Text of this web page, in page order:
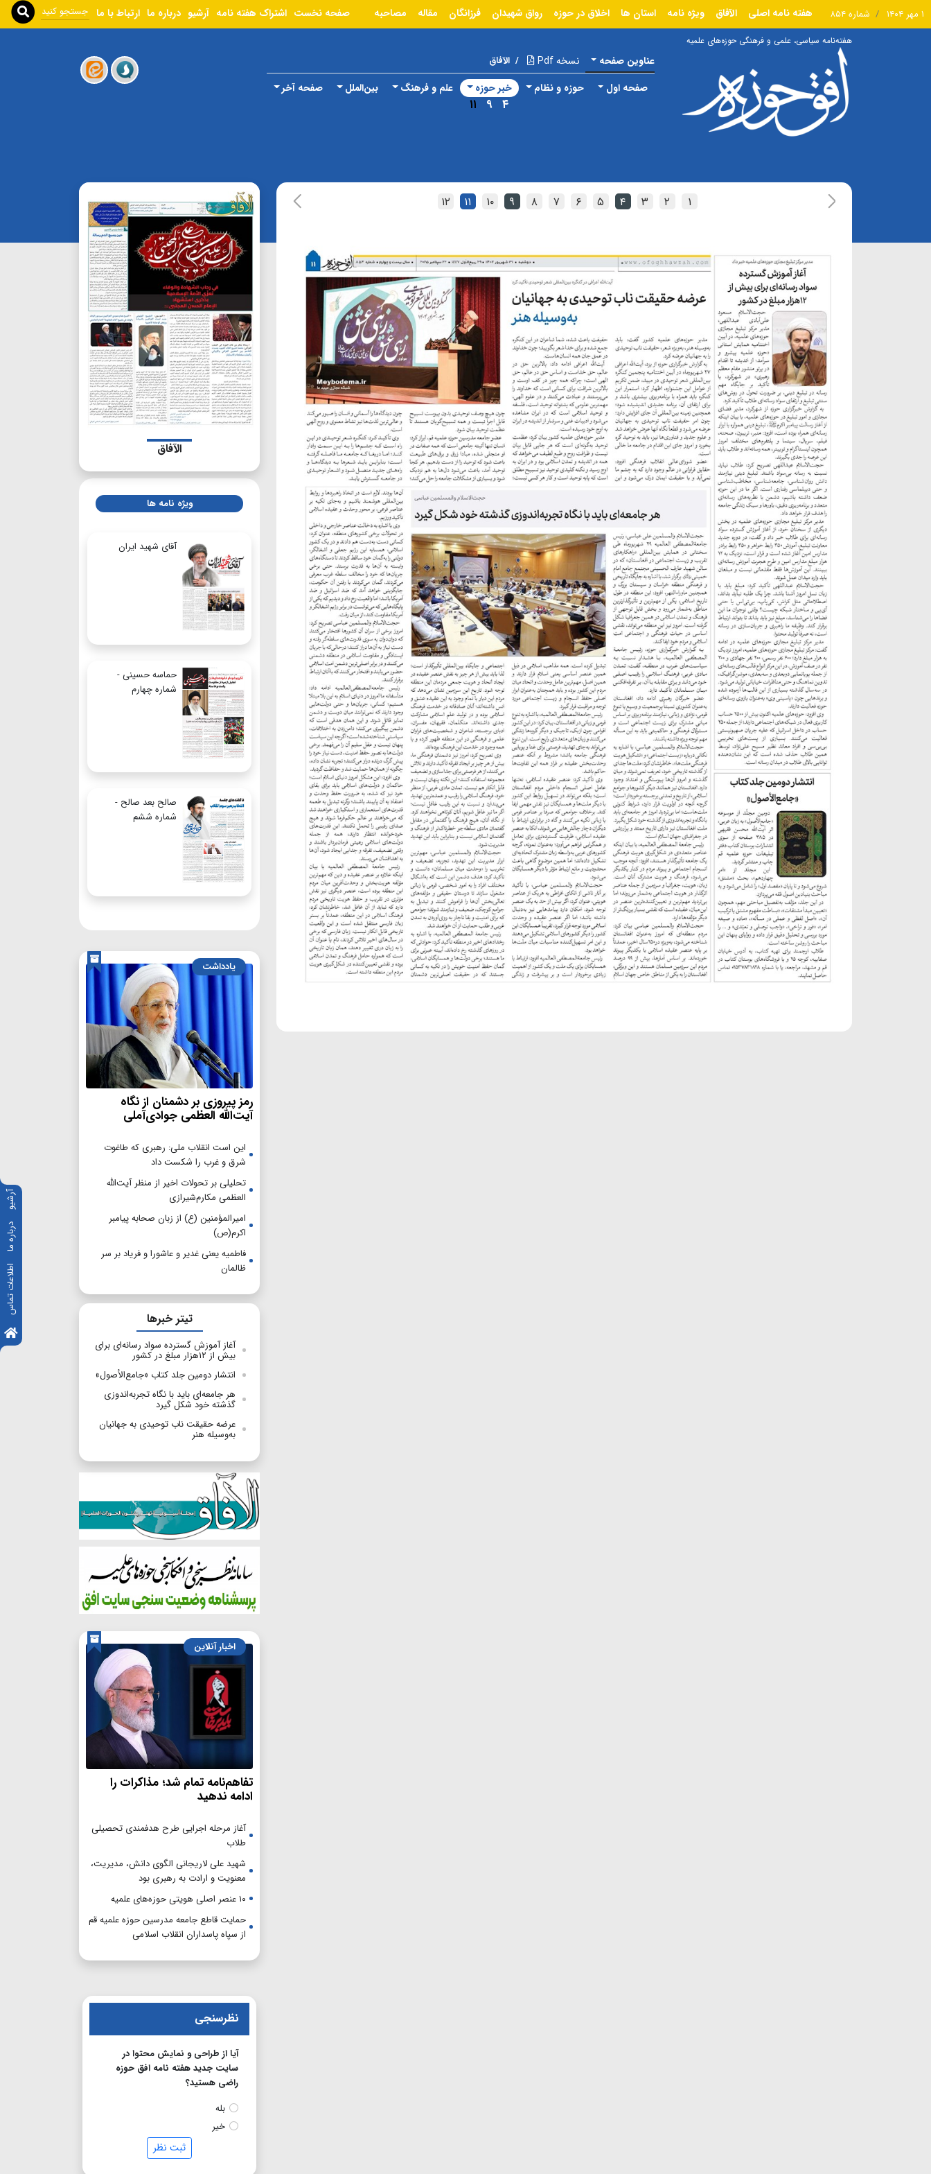
آرشیو
درباره ما
اطلاعات تماس
۱ مهر ۱۴۰۴ شماره ۸۵۴ هفته نامه اصلی الآفاق ویژه نامه استان ها اخلاق در حوزه رواق شهیدان فرزانگان مقاله مصاحبه صفحه نخست اشتراک هفته نامه آرشیو درباره ما ارتباط با ما
هفته‌نامه سیاسی، علمی و فرهنگی حوزه‌های علمیه
عناوین صفحه نسخه Pdf / الآفاق
صفحه اول حوزه و نظام خبر حوزه
۴ ۹ ۱۱
علم و فرهنگ بین‌الملل صفحه آخر
۱ ۲ ۳ ۴ ۵ ۶ ۷ ۸ ۹ ۱۰ ۱۱ ۱۲
الآفاق
ویژه نامه ها
آقای شهید ایران
حماسه حسینی -
شماره چهارم
صالح بعد صالح -
شماره ششم
یادداشت
رمز پیروزی بر دشمنان از نگاه
آیت‌الله العظمی جوادی‌آملی
این است انقلاب ملی: رهبری که طاغوت
شرق و غرب را شکست داد
تحلیلی بر تحولات اخیر از منظر آیت‌الله
العظمی مکارم‌شیرازی
امیرالمؤمنین (ع) از زبان صحابه پیامبر
اکرم(ص)
فاطمیه یعنی غدیر و عاشورا و فریاد بر سر
ظالمان
تیتر خبرها
آغاز آموزش گسترده سواد رسانه‌ای برای
بیش از ۱۲هزار مبلغ در کشور
انتشار دومین جلد کتاب «جامع‌الأصول»
هر جامعه‌ای باید با نگاه تجربه‌اندوزی
گذشته خود شکل گیرد
عرضه حقیقت ناب توحیدی به جهانیان
به‌وسیله هنر
اخبار آنلاین
تفاهم‌نامه تمام شد؛ مذاکرات را
ادامه ندهید
آغاز مرحله اجرایی طرح هدفمندی تحصیلی
طلاب
شهید علی لاریجانی الگوی دانش، مدیریت،
معنویت و ارادت به رهبری بود
۱۰ عنصر اصلی هویتی حوزه‌های علمیه
حمایت قاطع جامعه مدرسین حوزه علمیه قم
از سپاه پاسداران انقلاب اسلامی
نظرسنجی
آیا از طراحی و نمایش محتوا در
سایت جدید هفته نامه افق حوزه
راضی هستید؟
بله
خیر
ثبت نظر